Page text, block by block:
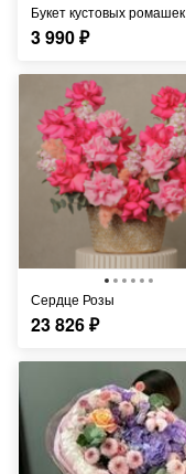
Букет кустовых ромашек
3 990₽
Сердце Розы
23 826₽